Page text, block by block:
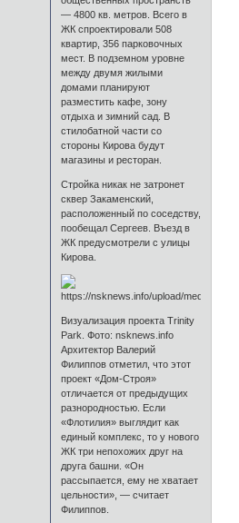
— 4800 кв. метров. Всего в
ЖК спроектировали 508
квартир, 356 парковочных
мест. В подземном уровне
между двумя жилыми
домами планируют
разместить кафе, зону
отдыха и зимний сад. В
стилобатной части со
стороны Кирова будут
магазины и ресторан.
Стройка никак не затронет
сквер Закаменский,
расположенный по соседству,
пообещал Сергеев. Въезд в
ЖК предусмотрели с улицы
Кирова.
Визуализация проекта Trinity
Park. Фото: nsknews.info
Архитектор Валерий
Филиппов отметил, что этот
проект «Дом-Строя»
отличается от предыдущих
разнородностью. Если
«Флотилия» выглядит как
единый комплекс, то у нового
ЖК три непохожих друг на
друга башни. «Он
рассыпается, ему не хватает
цельности», — считает
Филиппов.